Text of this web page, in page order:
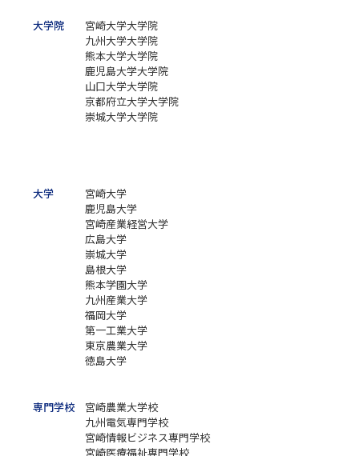
大学院
宮崎大学大学院
九州大学大学院
熊本大学大学院
鹿児島大学大学院
山口大学大学院
京都府立大学大学院
崇城大学大学院
大学
宮崎大学
鹿児島大学
宮崎産業経営大学
広島大学
崇城大学
島根大学
熊本学園大学
九州産業大学
福岡大学
第一工業大学
東京農業大学
徳島大学
専門学校
宮崎農業大学校
九州電気専門学校
宮崎情報ビジネス専門学校
宮崎医療福祉専門学校